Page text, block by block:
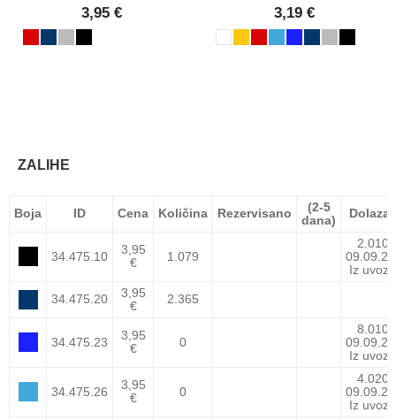
3,95 € 3,19 €
ZALIHE
Boja ID Cena Količina Rezervisano
(2-5
dana)
Dolazak
34.475.10
3,95
€
1.079
2.010
Iz uvoza
34.475.20
3,95
€
2.365
34.475.23
3,95
€
0
8.010
Iz uvoza
34.475.26
3,95
€
0
4.020
Iz uvoza